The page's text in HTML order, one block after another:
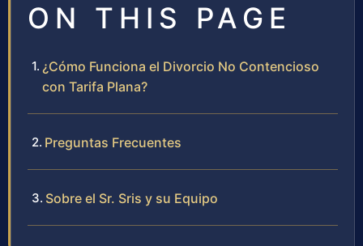
ON THIS PAGE
¿Cómo Funciona el Divorcio No Contencioso
con Tarifa Plana?
Preguntas Frecuentes
Sobre el Sr. Sris y su Equipo